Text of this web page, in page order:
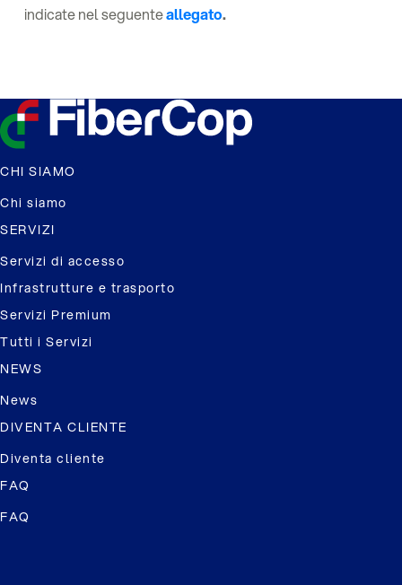
indicate nel seguenteallegato.
CHI SIAMO
Chi siamo
SERVIZI
Servizi di accesso
Infrastrutture e trasporto
Servizi Premium
Tutti i Servizi
NEWS
News
DIVENTA CLIENTE
Diventa cliente
FAQ
FAQ